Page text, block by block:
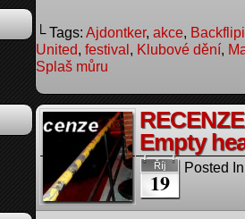
└ Tags: Ajdontker, akce,
United, festival, Klubové dění,
Splaš můru
Empty
Říj
19
Posted